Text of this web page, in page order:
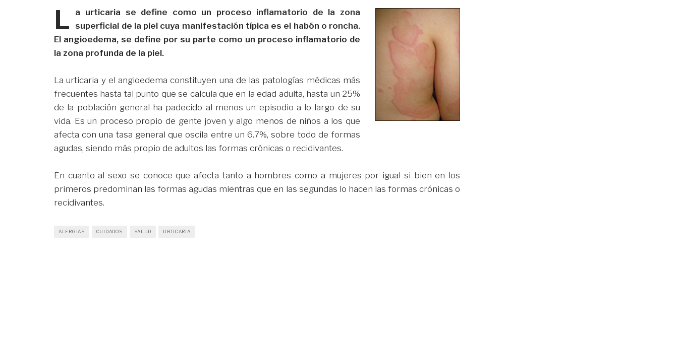
L
a urticaria se define como un proceso inflamatorio de la zona
superficial de la piel cuya manifestación típica es el habón o roncha.
El angioedema, se define por su parte como un proceso inflamatorio de
la zona profunda de la piel.
La urticaria y el angioedema constituyen una de las patologías médicas más
frecuentes hasta tal punto que se calcula que en la edad adulta, hasta un 25%
de la población general ha padecido al menos un episodio a lo largo de su
vida. Es un proceso propio de gente joven y algo menos de niños a los que
afecta con una tasa general que oscila entre un 6.7%, sobre todo de formas
agudas, siendo más propio de adultos las formas crónicas o recidivantes.
En cuanto al sexo se conoce que afecta tanto a hombres como a mujeres por igual si bien en los
primeros predominan las formas agudas mientras que en las segundas lo hacen las formas crónicas o
recidivantes.
ALERGIAS CUIDADOS SALUD URTICARIA